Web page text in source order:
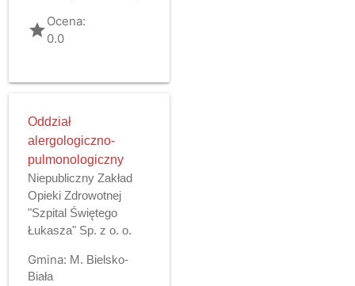
gradeOcena:
0.0
Oddział
alergologiczno-
pulmonologiczny
Niepubliczny Zakład
Opieki Zdrowotnej
"Szpital Świętego
Łukasza" Sp. z o. o.
Gmina: M. Bielsko-
Biała